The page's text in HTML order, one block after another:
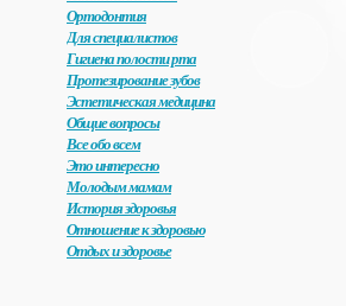
Ортодонтия
Для специалистов
Гигиена полости рта
Протезирование зубов
Эстетическая медицина
Общие вопросы
Все обо всем
Это интересно
Молодым мамам
История здоровья
Отношение к здоровью
Отдых и здоровье